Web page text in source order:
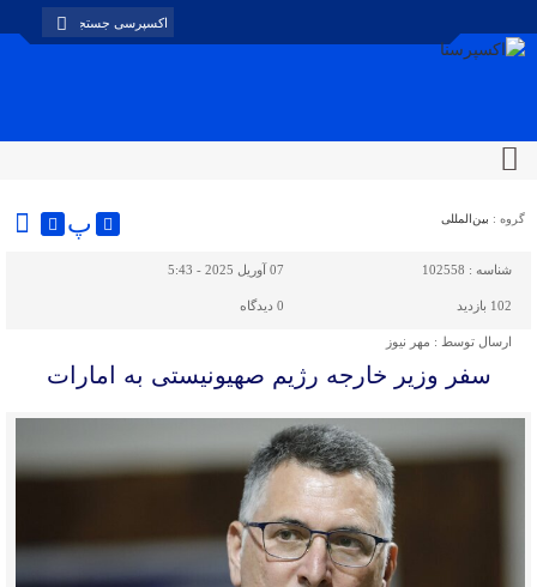
گروه : بین‌المللی پ
شناسه : 102558 07 آوریل 2025 - 5:43
102 بازدید 0 دیدگاه
ارسال توسط : مهر نیوز
سفر وزیر خارجه رژیم صهیونیستی به امارات